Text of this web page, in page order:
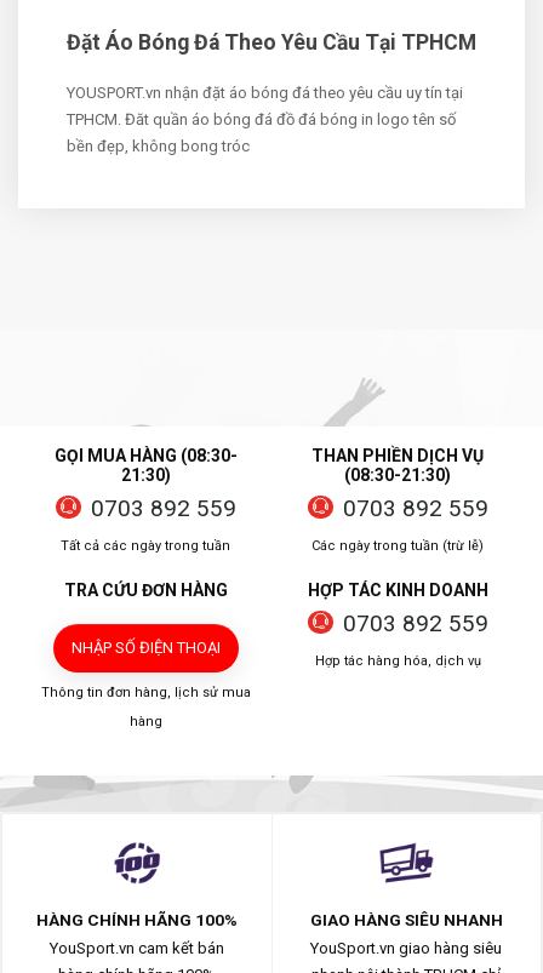
Đặt Áo Bóng Đá Theo Yêu Cầu Tại TPHCM
YOUSPORT.vn nhận đặt áo bóng đá theo yêu cầu uy tín tại
TPHCM. Đăt quần áo bóng đá đồ đá bóng in logo tên số
bền đẹp, không bong tróc
GỌI MUA HÀNG (08:30-
21:30)
0703 892 559
Tất cả các ngày trong tuần
THAN PHIỀN DỊCH VỤ
(08:30-21:30)
0703 892 559
Các ngày trong tuần (trừ lễ)
TRA CỨU ĐƠN HÀNG
NHẬP SỐ ĐIỆN THOẠI
Thông tin đơn hàng, lịch sử mua
hàng
HỢP TÁC KINH DOANH
0703 892 559
Hợp tác hàng hóa, dịch vụ
HÀNG CHÍNH HÃNG 100%
YouSport.vn cam kết bán
GIAO HÀNG SIÊU NHANH
YouSport.vn giao hàng siêu